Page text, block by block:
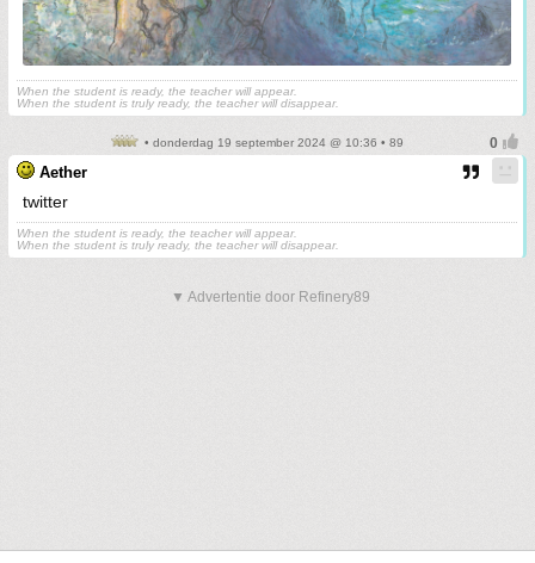
When the student is ready, the teacher will appear.
When the student is truly ready, the teacher will disappear.
• donderdag 19 september 2024 @ 10:36 • 89
Aether
twitter
When the student is ready, the teacher will appear.
When the student is truly ready, the teacher will disappear.
▼ Advertentie door Refinery89